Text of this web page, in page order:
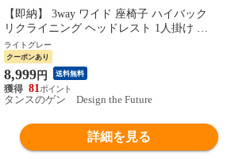
【即納】 3way ワイド 座椅子 ハイバック
リクライニング ヘッドレスト 1人掛け ソ
ファベッド フロアソファ ソファ 座椅子 コ
ンパクト 折り畳み 北欧 おしゃれ 15200128
〔ライトグレー〕
ライトグレー
クーポンあり
8,999円 送料無料
81
タンスのゲン Design the Future
詳細を見る